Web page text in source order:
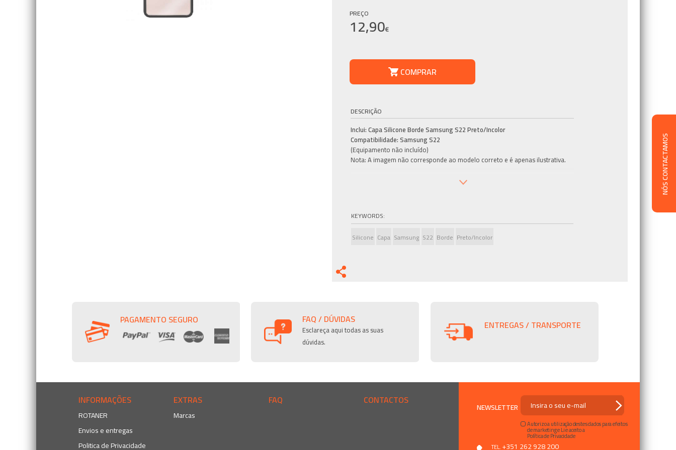
NÓS CONTACTAMOS
PREÇO
12,90€
COMPRAR
DESCRIÇÃO
Inclui: Capa Silicone Borde Samsung S22 Preto/Incolor
Compatibilidade: Samsung S22
(Equipamento não incluído)
Nota: A imagem não corresponde ao modelo correto e é apenas ilustrativa.
KEYWORDS:
Silicone Capa Samsung S22 Borde Preto/Incolor
PAGAMENTO SEGURO FAQ / DÚVIDAS
Esclareça aqui todas as suas
dúvidas.
ENTREGAS / TRANSPORTE
INFORMAÇÕES
ROTANER
Envios e entregas
Politica de Privacidade
EXTRAS
Marcas
FAQ CONTACTOS NEWSLETTER
Autorizo a utilização destes dados para efeitos
de marketing e Li e aceito a
Política de Privacidade
TEL. +351 262 928 200